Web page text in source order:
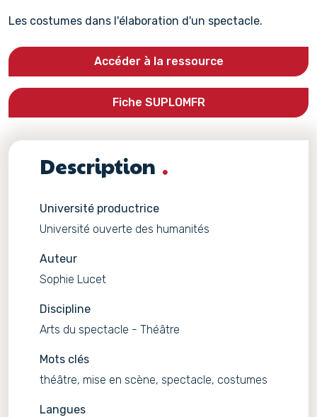
Les costumes dans l'élaboration d'un spectacle.
Accéder à la ressource
Fiche SUPLOMFR
Description
Université productrice
Université ouverte des humanités
Auteur
Sophie Lucet
Discipline
Arts du spectacle - Théâtre
Mots clés
théâtre, mise en scène, spectacle, costumes
Langues